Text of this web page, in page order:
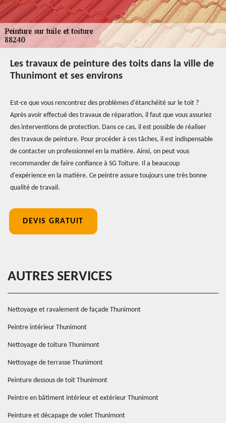
Les travaux de peinture des toits dans la ville de
Thunimont et ses environs
Est-ce que vous rencontrez des problèmes d'étanchéité sur le toit ?
Après avoir effectué des travaux de réparation, il faut que vous assuriez
des interventions de protection. Dans ce cas, il est possible de réaliser
des travaux de peinture. Pour procéder à ces tâches, il est indispensable
de contacter un professionnel en la matière. Ainsi, on peut vous
recommander de faire confiance à SG Toiture. Il a beaucoup
d'expérience en la matière. Ce peintre assure toujours une très bonne
qualité de travail.
DEVIS GRATUIT
AUTRES SERVICES
Nettoyage et ravalement de façade Thunimont
Peintre intérieur Thunimont
Nettoyage de toiture Thunimont
Nettoyage de terrasse Thunimont
Peinture dessous de toit Thunimont
Peintre en bâtiment intérieur et extérieur Thunimont
Peinture et décapage de volet Thunimont